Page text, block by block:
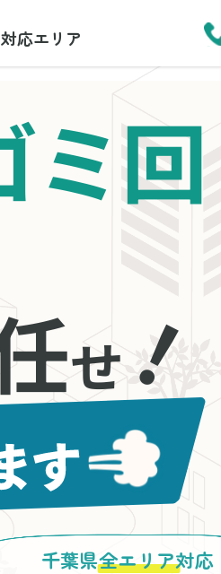
対応エリア
ミ回
せ！
千葉県全エリア対応